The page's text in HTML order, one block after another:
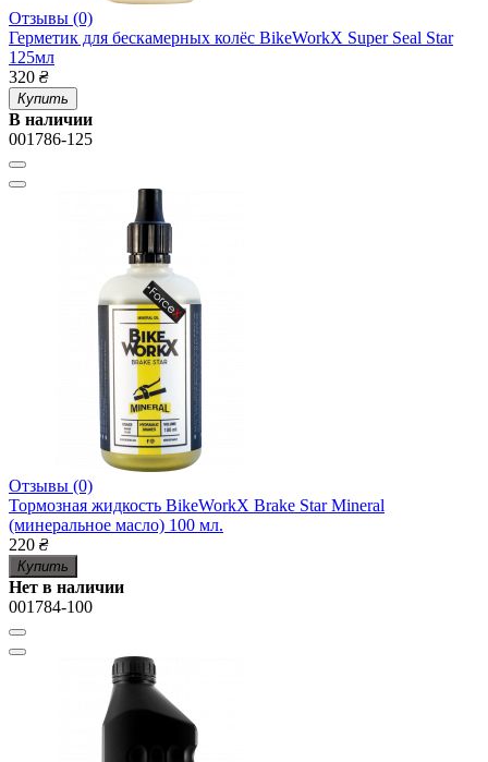
Отзывы (0)
Герметик для бескамерных колёс BikeWorkX Super Seal Star
125мл
320 ₴
Купить
В наличии
001786-125
Отзывы (0)
Тормозная жидкость BikeWorkX Brake Star Mineral
(минеральное масло) 100 мл.
220 ₴
Купить
Нет в наличии
001784-100